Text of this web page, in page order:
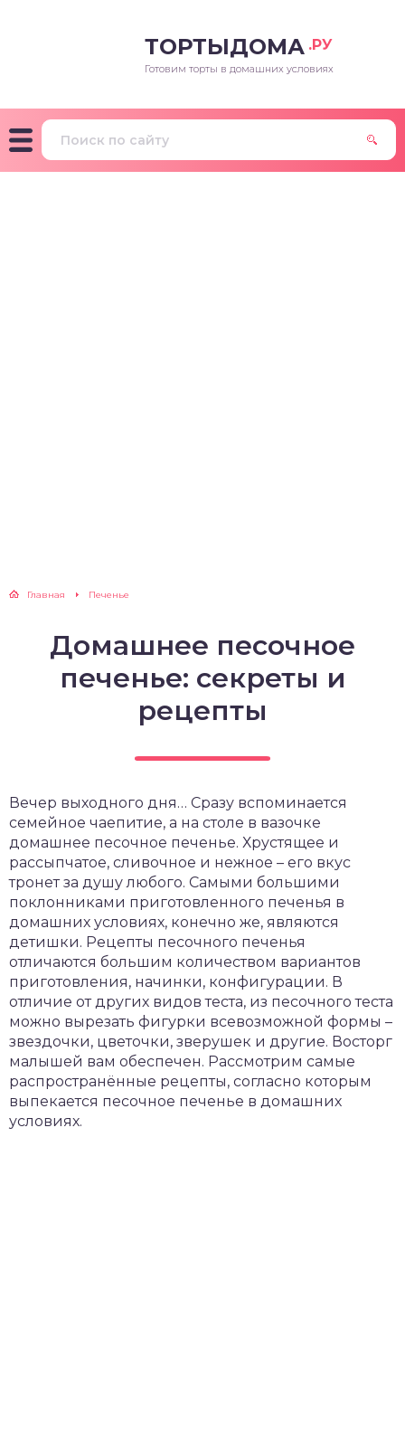
ТОРТЫДОМА .РУ
Готовим торты в домашних условиях
Главная Печенье
Домашнее песочное
печенье: секреты и
рецепты
Вечер выходного дня… Сразу вспоминается
семейное чаепитие, а на столе в вазочке
домашнее песочное печенье. Хрустящее и
рассыпчатое, сливочное и нежное – его вкус
тронет за душу любого. Самыми большими
поклонниками приготовленного печенья в
домашних условиях, конечно же, являются
детишки. Рецепты песочного печенья
отличаются большим количеством вариантов
приготовления, начинки, конфигурации. В
отличие от других видов теста, из песочного теста
можно вырезать фигурки всевозможной формы –
звездочки, цветочки, зверушек и другие. Восторг
малышей вам обеспечен. Рассмотрим самые
распространённые рецепты, согласно которым
выпекается песочное печенье в домашних
условиях.